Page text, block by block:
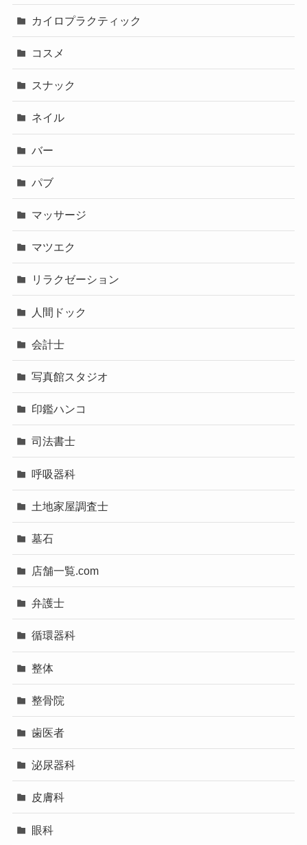
カイロプラクティック
コスメ
スナック
ネイル
バー
パブ
マッサージ
マツエク
リラクゼーション
人間ドック
会計士
写真館スタジオ
印鑑ハンコ
司法書士
呼吸器科
土地家屋調査士
墓石
店舗一覧.com
弁護士
循環器科
整体
整骨院
歯医者
泌尿器科
皮膚科
眼科